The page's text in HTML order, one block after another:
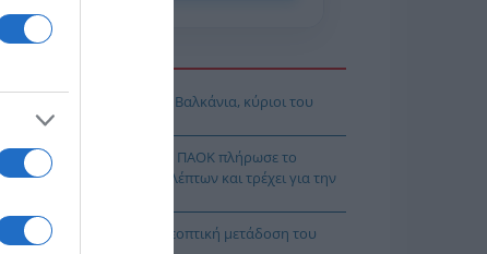
υπάρχουν και στα Βαλκάνια, κύριοι του
στην Τούμπα: Ο ΠΑΟΚ πλήρωσε το
άουτ» των 17 δευτερολέπτων και τρέχει για την
– Άντερλεχτ LIVE: Η τηλεοπτική μετάδοση του